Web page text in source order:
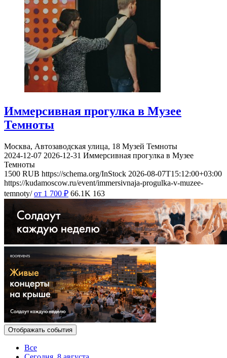
Иммерсивная прогулка в Музее
Темноты
Москва, Автозаводская улица, 18 Музей Темноты
2024-12-07 2026-12-31 Иммерсивная прогулка в Музее
Темноты
1500 RUB https://schema.org/InStock 2026-08-07T15:12:00+03:00
https://kudamoscow.ru/event/immersivnaja-progulka-v-muzee-
temnoty/ от 1 700 ₽ 66.1K 163
Отображать события
Все